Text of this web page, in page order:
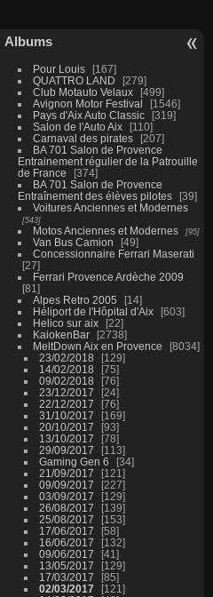
Albums
Pour Louis
167
QUATTRO LAND
279
Club Motauto Velaux
499
Avignon Motor Festival
1546
Pays d'Aix Auto Classic
319
Salon de l'Auto Aix
110
Carnaval des pirates
207
BA 701 Salon de Provence
Entrainement régulier de la Patrouille
de France
374
BA 701 Salon de Provence
Entraînement des élèves pilotes
39
Voitures Anciennes et Modernes
543
Motos Anciennes et Modernes 95
Van Bus Camion
49
Concessionnaire Ferrari Maserati
27
Ferrari Provence Ardèche 2009
81
Alpes Retro 2005
14
Héliport de l'Hôpital d'Aix
603
Helico sur aix
22
KaiokenBar
2738
MeltDown Aix en Provence
8034
23/02/2018
129
14/02/2018
75
09/02/2018
76
23/12/2017
24
22/12/2017
76
31/10/2017
169
20/10/2017
93
13/10/2017
78
29/09/2017
113
Gaming Gen 6
34
21/09/2017
121
09/09/2017
227
03/09/2017
129
26/08/2017
139
25/08/2017
153
17/06/2017
58
16/06/2017
132
09/06/2017
41
13/05/2017
129
17/03/2017
85
02/03/2017
121